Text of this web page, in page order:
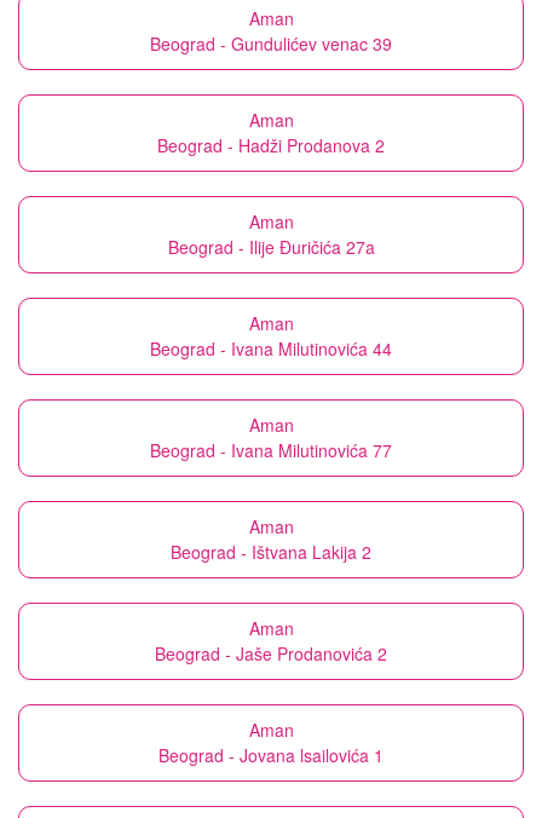
Aman
Beograd - Gundulićev venac 39
Aman
Beograd - Hadži Prodanova 2
Aman
Beograd - Ilije Đuričića 27a
Aman
Beograd - Ivana Milutinovića 44
Aman
Beograd - Ivana Milutinovića 77
Aman
Beograd - Ištvana Lakija 2
Aman
Beograd - Jaše Prodanovića 2
Aman
Beograd - Jovana lsailovića 1